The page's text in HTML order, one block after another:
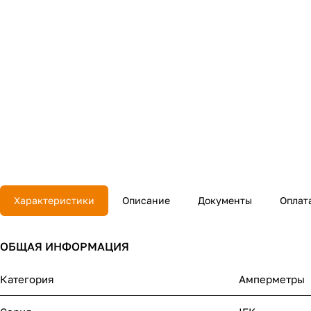
Характеристики Описание Документы
ОБЩАЯ ИНФОРМАЦИЯ
Категория Амперметры